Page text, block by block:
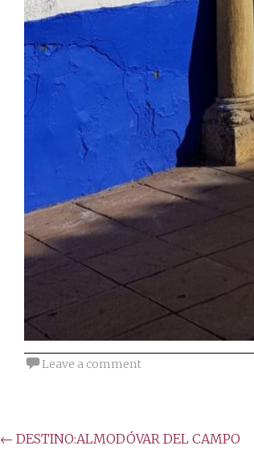
Leave a comment
Post
← DESTINO:ALMODÓVAR DEL CAMPO